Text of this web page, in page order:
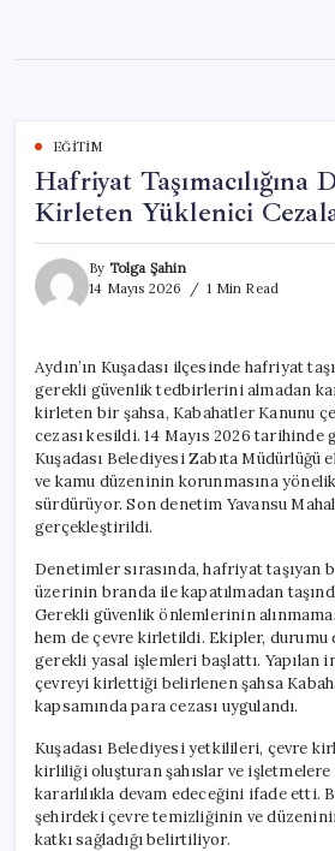
content
EĞITIM
Hafriyat Taşımacılığına
Kirleten Yüklenici
By Tolga Şahin
14 Mayıs 2026
1 Min Read
Aydın’ın Kuşadası ilçesinde hafriyat
gerekli güvenlik tedbirlerini almadan
kirleten bir şahsa, Kabahatler Kanunu
cezası kesildi. 14 Mayıs 2026 tarihinde
Kuşadası Belediyesi Zabıta
ve kamu düzeninin korunmasına
sürdürüyor. Son denetim Yavansu
gerçekleştirildi.
Denetimler sırasında, hafriyat taşıyan
üzerinin branda ile kapatılmadan
Gerekli güvenlik önlemlerinin
hem de çevre kirletildi. Ekipler,
gerekli yasal işlemleri başlattı. Yapılan
çevreyi kirlettiği belirlenen şahsa
kapsamında para cezası uygulandı.
Kuşadası Belediyesi yetkilileri, çevre
kirliliği oluşturan şahıslar ve
kararlılıkla devam edeceğini ifade etti.
şehirdeki çevre temizliğinin ve
katkı sağladığı belirtiliyor.